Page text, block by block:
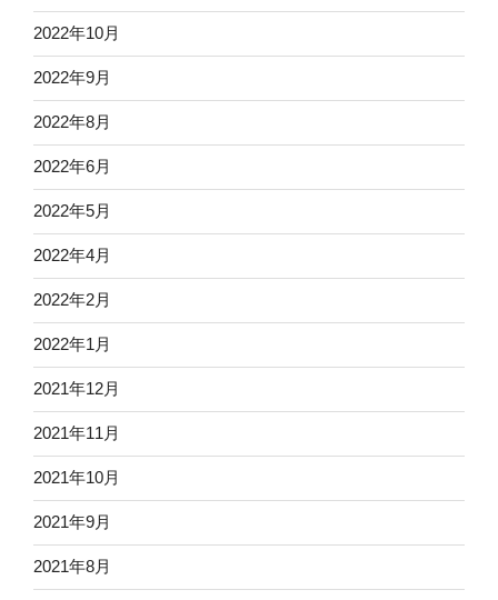
2022年10月
2022年9月
2022年8月
2022年6月
2022年5月
2022年4月
2022年2月
2022年1月
2021年12月
2021年11月
2021年10月
2021年9月
2021年8月